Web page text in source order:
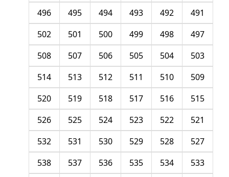
491
492
493
494
495
496
497
498
499
500
501
502
503
504
505
506
507
508
509
510
511
512
513
514
515
516
517
518
519
520
521
522
523
524
525
526
527
528
529
530
531
532
533
534
535
536
537
538